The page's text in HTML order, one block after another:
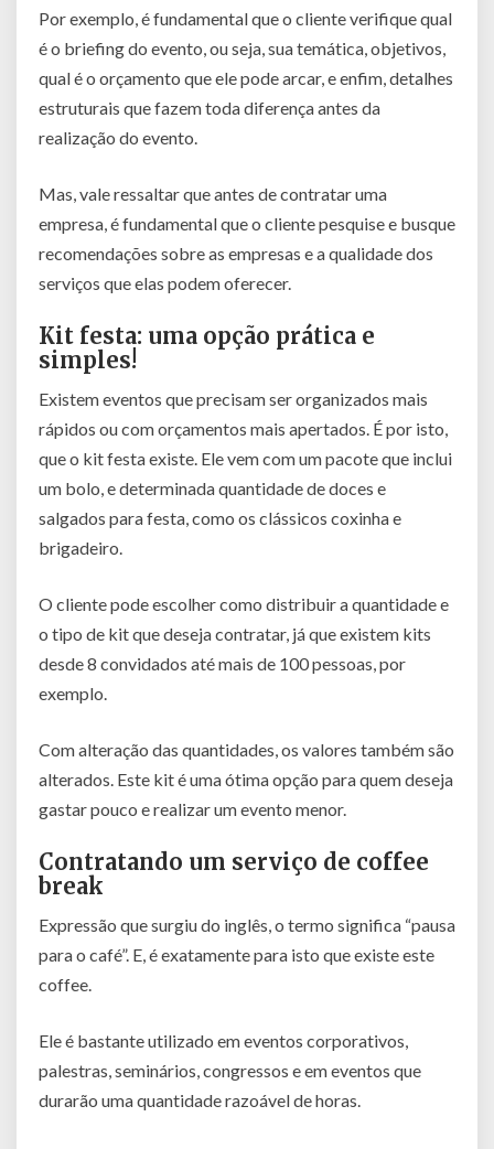
Por exemplo, é fundamental que o cliente verifique qual
é o briefing do evento, ou seja, sua temática, objetivos,
qual é o orçamento que ele pode arcar, e enfim, detalhes
estruturais que fazem toda diferença antes da
realização do evento.
Mas, vale ressaltar que antes de contratar uma
empresa, é fundamental que o cliente pesquise e busque
recomendações sobre as empresas e a qualidade dos
serviços que elas podem oferecer.
Kit festa: uma opção prática e
simples!
Existem eventos que precisam ser organizados mais
rápidos ou com orçamentos mais apertados. É por isto,
que o kit festa existe. Ele vem com um pacote que inclui
um bolo, e determinada quantidade de doces e
salgados para festa, como os clássicos coxinha e
brigadeiro.
O cliente pode escolher como distribuir a quantidade e
o tipo de kit que deseja contratar, já que existem kits
desde 8 convidados até mais de 100 pessoas, por
exemplo.
Com alteração das quantidades, os valores também são
alterados. Este kit é uma ótima opção para quem deseja
gastar pouco e realizar um evento menor.
Contratando um serviço de coffee
break
Expressão que surgiu do inglês, o termo significa “pausa
para o café”. E, é exatamente para isto que existe este
coffee.
Ele é bastante utilizado em eventos corporativos,
palestras, seminários, congressos e em eventos que
durarão uma quantidade razoável de horas.